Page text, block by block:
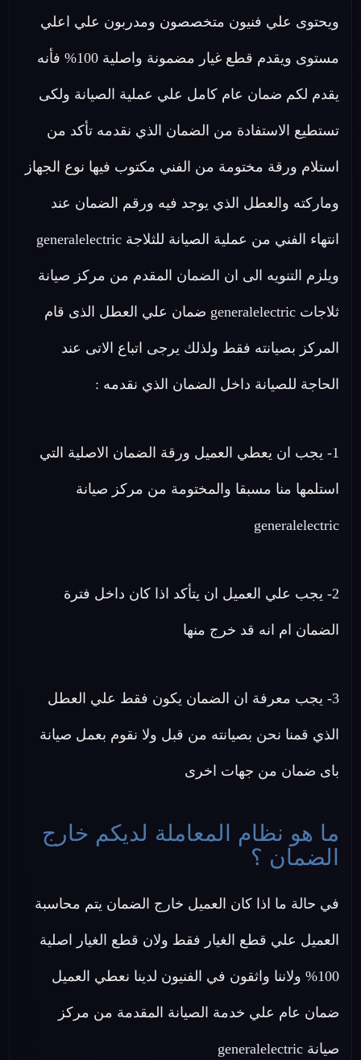
ويحتوى علي فنيون متخصصون ومدربون علي اعلي
مستوى ويقدم قطع غيار مضمونة واصلية 100% فأنه
يقدم لكم ضمان عام كامل علي عملية الصيانة ولكى
تستطيع الاستفادة من الضمان الذي نقدمه تأكد من
استلام ورقة مختومة من الفني مكتوب فيها نوع الجهاز
وماركته والعطل الذي يوجد فيه ورقم الضمان عند
انتهاء الفني من عملية الصيانة للثلاجة generalelectric
ويلزم التنويه الى ان الضمان المقدم من مركز صيانة
ثلاجات generalelectric ضمان علي العطل الذى قام
المركز بصيانته فقط ولذلك يرجى اتباع الاتى عند
الحاجة للصيانة داخل الضمان الذي نقدمه :
1- يجب ان يعطي العميل ورقة الضمان الاصلية التي
استلمها منا مسبقا والمختومة من مركز صيانة
generalelectric
2- يجب علي العميل ان يتأكد اذا كان داخل فترة
الضمان ام انه قد خرج منها
3- يجب معرفة ان الضمان يكون فقط علي العطل
الذي قمنا نحن بصيانته من قبل ولا نقوم بعمل صيانة
باى ضمان من جهات اخرى
ما هو نظام المعاملة لديكم خارج
الضمان ؟
في حالة ما اذا كان العميل خارج الضمان يتم محاسبة
العميل علي قطع الغيار فقط ولان قطع الغيار اصلية
100% ولاننا واثقون في الفنيون لدينا نعطي العميل
ضمان عام علي خدمة الصيانة المقدمة من مركز
صيانة generalelectric